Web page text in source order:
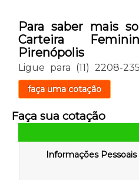
Para saber mais
Carteira
Pirenópolis
Ligue para (11) 2208-
faça uma cotação
Faça sua cotação
Informações Pessoais